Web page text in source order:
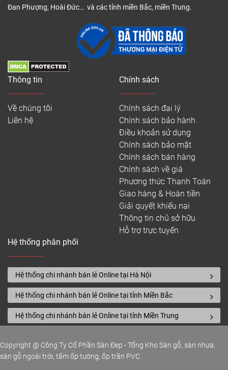
Đan Phượng, Hoài Đức… và các tỉnh miền Bắc, miền Trung.
Thông tin
Về chúng tôi
Liên hệ
Chính sách
Chính sách đại lý
Chính sách bảo hành
Điều khoản sử dụng
Chính sách bảo mật
Chính sách bán hàng
Chính sách về giá
Phương thức Thanh Toán
Giao hàng & Hoàn tiền
Giải quyết khiếu nại
Thông tin chủ sở hữu
Hỗ trợ trực tuyến
Hệ thống phân phối
Hệ thống chi nhánh bán lẻ Online tại Hà Nội
Hệ thống chi nhánh bán lẻ Online tại tỉnh Miền Bắc
Hệ thống chi nhánh bán lẻ Online tại tỉnh Miền Trung
Copyright @ Công Ty Cổ Phần Sàn Đẹp - Tổng Kho Sàn gỗ, sàn nhựa,
sàn gỗ ngoài trời, tấm ốp tường, ốp trần PVC